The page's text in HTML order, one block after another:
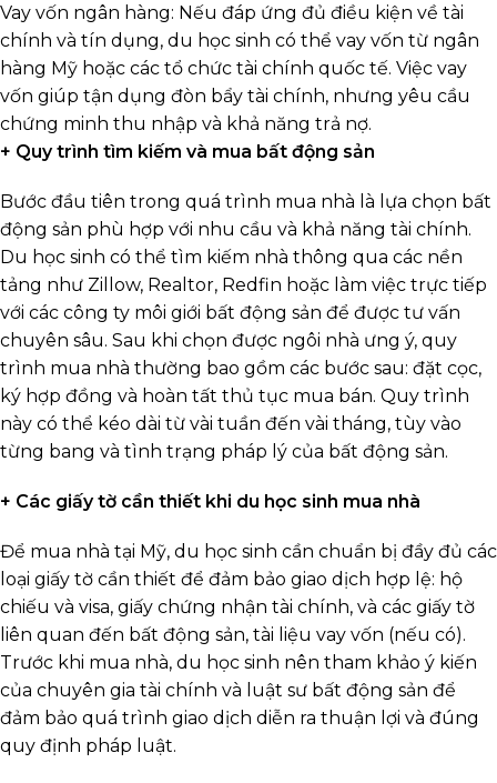
Vay vốn ngân hàng: Nếu đáp ứng đủ điều kiện về tài
chính và tín dụng, du học sinh có thể vay vốn từ ngân
hàng Mỹ hoặc các tổ chức tài chính quốc tế. Việc vay
vốn giúp tận dụng đòn bẩy tài chính, nhưng yêu cầu
chứng minh thu nhập và khả năng trả nợ.
+ Quy trình tìm kiếm và mua bất động sản
Bước đầu tiên trong quá trình mua nhà là lựa chọn bất
động sản phù hợp với nhu cầu và khả năng tài chính.
Du học sinh có thể tìm kiếm nhà thông qua các nền
tảng như Zillow, Realtor, Redfin hoặc làm việc trực tiếp
với các công ty môi giới bất động sản để được tư vấn
chuyên sâu. Sau khi chọn được ngôi nhà ưng ý, quy
trình mua nhà thường bao gồm các bước sau: đặt cọc,
ký hợp đồng và hoàn tất thủ tục mua bán. Quy trình
này có thể kéo dài từ vài tuần đến vài tháng, tùy vào
từng bang và tình trạng pháp lý của bất động sản.
+ Các giấy tờ cần thiết khi du học sinh mua nhà
Để mua nhà tại Mỹ, du học sinh cần chuẩn bị đầy đủ các
loại giấy tờ cần thiết để đảm bảo giao dịch hợp lệ: hộ
chiếu và visa, giấy chứng nhận tài chính, và các giấy tờ
liên quan đến bất động sản, tài liệu vay vốn (nếu có).
Trước khi mua nhà, du học sinh nên tham khảo ý kiến
của chuyên gia tài chính và luật sư bất động sản để
đảm bảo quá trình giao dịch diễn ra thuận lợi và đúng
quy định pháp luật.